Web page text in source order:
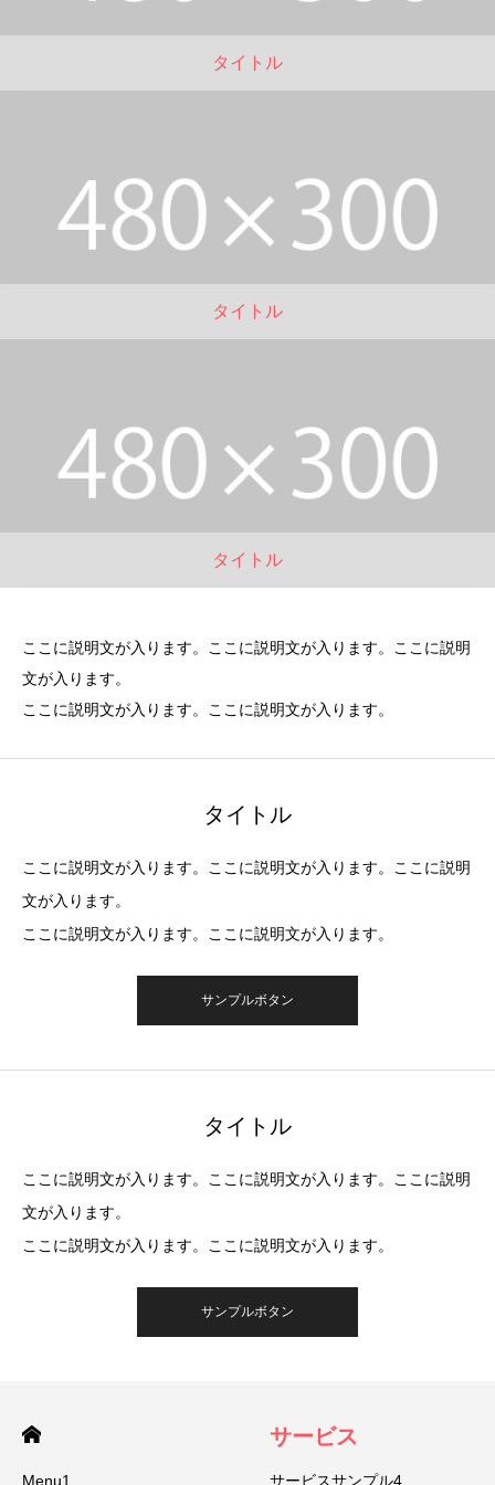
タイトル
タイトル
タイトル
ここに説明文が入ります。ここに説明文が入ります。ここに説明
文が入ります。
ここに説明文が入ります。ここに説明文が入ります。
タイトル
ここに説明文が入ります。ここに説明文が入ります。ここに説明
文が入ります。
ここに説明文が入ります。ここに説明文が入ります。
サンプルボタン
タイトル
ここに説明文が入ります。ここに説明文が入ります。ここに説明
文が入ります。
ここに説明文が入ります。ここに説明文が入ります。
サンプルボタン
Menu1
サービス
サービスサンプル4